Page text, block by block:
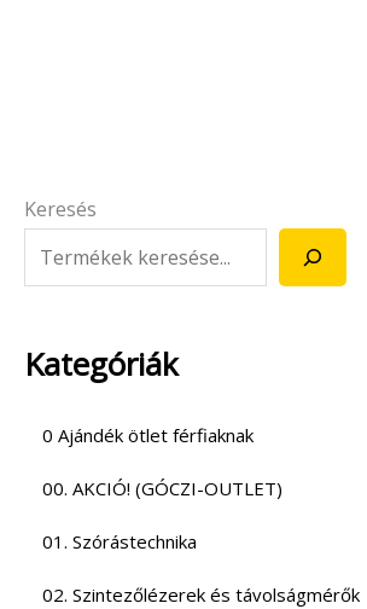
Keresés
Kategóriák
0 Ajándék ötlet férfiaknak
00. AKCIÓ! (GÓCZI-OUTLET)
01. Szórástechnika
02. Szintezőlézerek és távolságmérők